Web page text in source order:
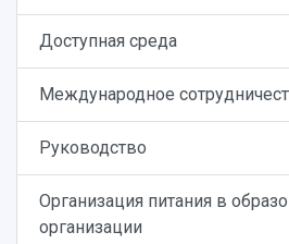
Доступная среда
Международное
Руководство
Организация питания в
организации